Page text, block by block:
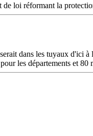
loi réformant la
dans les tuyaux d'ici
les départements et 80